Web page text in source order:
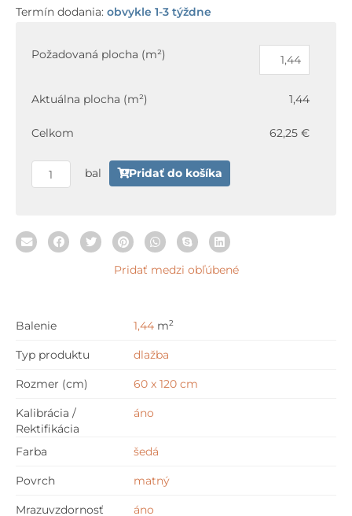
Termín dodania: obvykle 1-3 týždne
Požadovaná plocha (m²)
Aktuálna plocha (m²) 1,44
Celkom 62,25 €
ABK
60
cm
bal Pridať do košíka
Pridať medzi obľúbené
Balenie 1,44 m2
Typ produktu dlažba
Rozmer (cm) 60 x 120 cm
Kalibrácia /
Rektifikácia
áno
Farba šedá
Povrch matný
Mrazuvzdornosť áno